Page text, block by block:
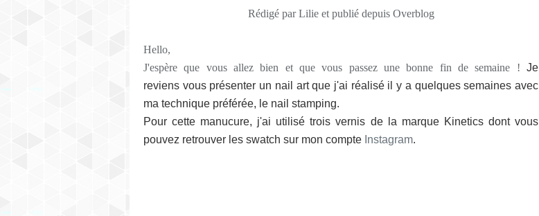
Rédigé par Lilie et publié depuis Overblog
Hello,
J'espère que vous allez bien et que vous passez une bonne fin de semaine ! Je
reviens vous présenter un nail art que j'ai réalisé il y a quelques semaines avec
ma technique préférée, le nail stamping.
Pour cette manucure, j'ai utilisé trois vernis de la marque Kinetics dont vous
pouvez retrouver les swatch sur mon compte Instagram.